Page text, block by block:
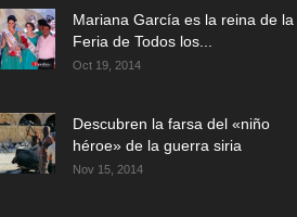
Mariana García es la reina de la
Feria de Todos los...
Oct 19, 2014
Descubren la farsa del «niño
héroe» de la guerra siria
Nov 15, 2014